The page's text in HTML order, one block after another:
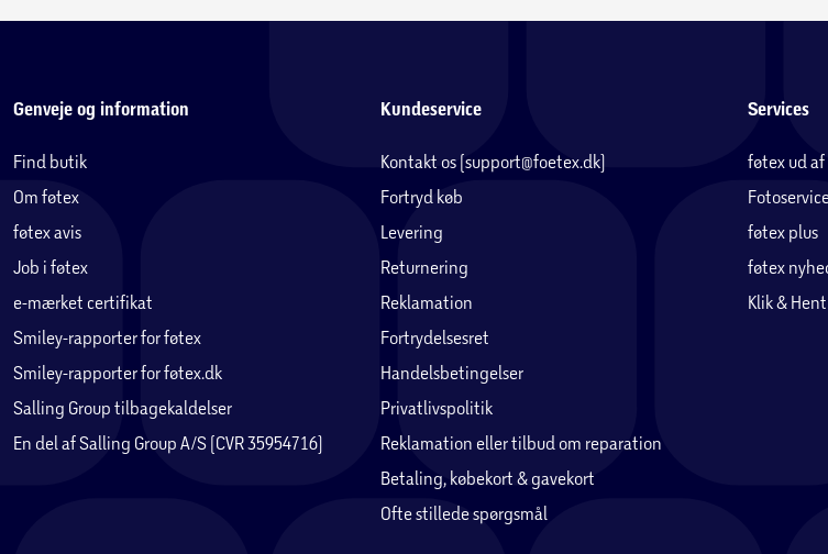
Genveje og information
Find butik
Om føtex
føtex avis
Job i føtex
e-mærket certifikat
Smiley-rapporter for føtex
Smiley-rapporter for føtex.dk
Salling Group tilbagekaldelser
En del af Salling Group A/S (CVR 35954716)
Kundeservice
Kontakt os (support@foetex.dk)
Fortryd køb
Levering
Returnering
Reklamation
Fortrydelsesret
Handelsbetingelser
Privatlivspolitik
Reklamation eller tilbud om reparation
Betaling, købekort & gavekort
Ofte stillede spørgsmål
Services
føtex ud af
føtex plus
føtex
Klik & Hent